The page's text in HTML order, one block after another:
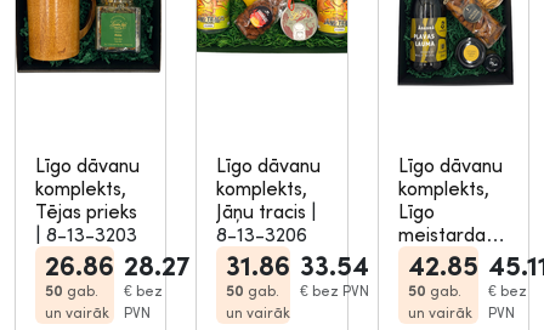
Līgo dāvanu
komplekts,
Tējas prieks
8-13-3203
26.86
50 gab.
un vairāk
28.27
€ bez
PVN
Līgo dāvanu
komplekts,
Jāņu tracis
8-13-3206
31.86
50 gab.
un vairāk
33.54
€ bez PVN
Līgo dāvanu
komplekts,
Līgo
meistardarb
s | 8-13-
3210
42.85
50 gab.
un vairāk
€ bez
PVN